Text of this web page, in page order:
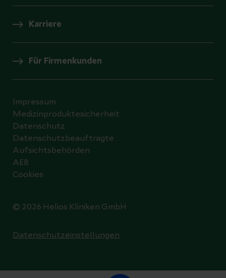
Karriere
Für Firmenkunden
© 2026 Helios Kliniken GmbH
Impressum
Medizinproduktesicherheit
Datenschutz
Datenschutzbeauftragte
Aufsichtsbehörden
AEB
Cookies
Datenschutzeinstellungen